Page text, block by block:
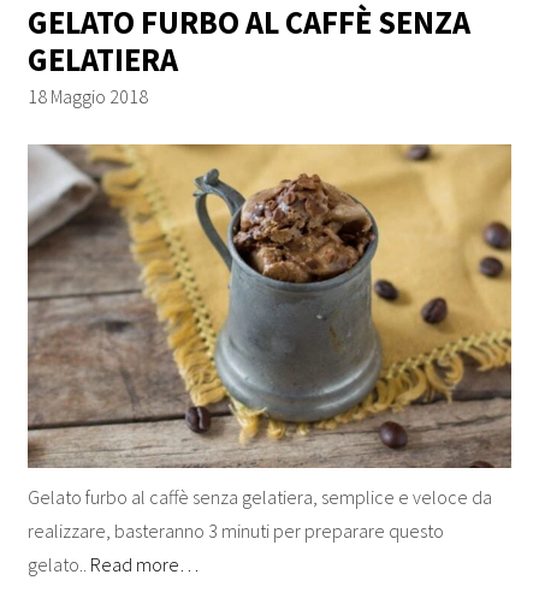
GELATO FURBO AL CAFFÈ SENZA
GELATIERA
18 Maggio 2018
Gelato furbo al caffè senza gelatiera, semplice e veloce da
realizzare, basteranno 3 minuti per preparare questo
gelato.. Read more…